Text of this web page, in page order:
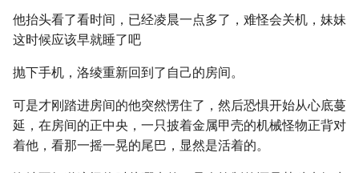
他抬头看了看时间，已经凌晨一点多了，难怪会关机，妹妹
这时候应该早就睡了吧
抛下手机，洛绫重新回到了自己的房间。
可是才刚踏进房间的他突然愣住了，然后恐惧开始从心底蔓
延，在房间的正中央，一只披着金属甲壳的机械怪物正背对
着他，看那一摇一晃的尾巴，显然是活着的。